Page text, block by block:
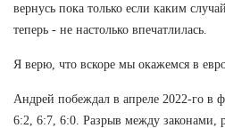
вернусь пока только если каким
теперь - не настолько впечатлилась.
Я верю, что вскоре мы окажемся в
Андрей побеждал в апреле 2022-го в
6:2, 6:7, 6:0. Разрыв между законами,